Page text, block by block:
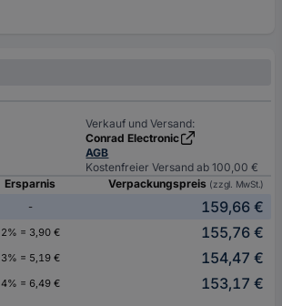
Verkauf und Versand:
Conrad Electronic
AGB
Kostenfreier Versand ab 100,00 €
Ersparnis Verpackungspreis (zzgl. MwSt.)
-
159,66 €
2% = 3,90 €
155,76 €
3% = 5,19 €
154,47 €
4% = 6,49 € 153,17 €